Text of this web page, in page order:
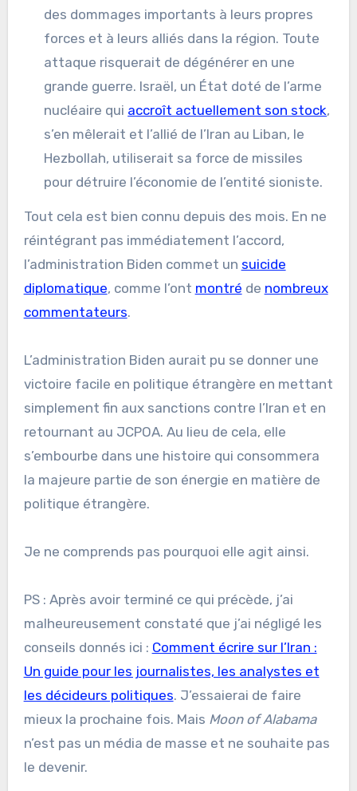
des dommages importants à leurs propres
forces et à leurs alliés dans la région. Toute
attaque risquerait de dégénérer en une
grande guerre. Israël, un État doté de l’arme
nucléaire qui accroît actuellement son stock,
s’en mêlerait et l’allié de l’Iran au Liban, le
Hezbollah, utiliserait sa force de missiles
pour détruire l’économie de l’entité sioniste.
Tout cela est bien connu depuis des mois. En ne
réintégrant pas immédiatement l’accord,
l’administration Biden commet un suicide
diplomatique, comme l’ont montré de nombreux
commentateurs.
L’administration Biden aurait pu se donner une
victoire facile en politique étrangère en mettant
simplement fin aux sanctions contre l’Iran et en
retournant au JCPOA. Au lieu de cela, elle
s’embourbe dans une histoire qui consommera
la majeure partie de son énergie en matière de
politique étrangère.
Je ne comprends pas pourquoi elle agit ainsi.
PS : Après avoir terminé ce qui précède, j’ai
malheureusement constaté que j’ai négligé les
conseils donnés ici : Comment écrire sur l’Iran :
Un guide pour les journalistes, les analystes et
les décideurs politiques. J’essaierai de faire
mieux la prochaine fois. Mais Moon of Alabama
n’est pas un média de masse et ne souhaite pas
le devenir.